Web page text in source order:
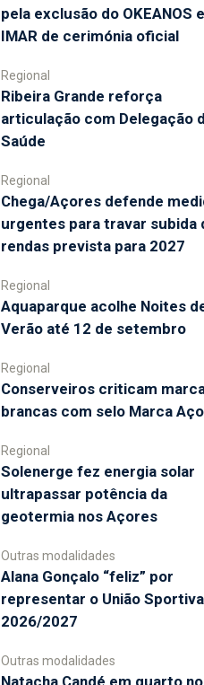
pela exclusão do OKEANOS e
IMAR de cerimónia oficial
Regional
Ribeira Grande reforça
articulação com Delegação
Saúde
Regional
Chega/Açores defende
urgentes para travar subida
rendas prevista para 2027
Regional
Aquaparque acolhe Noites
Verão até 12 de setembro
Regional
Conserveiros criticam
brancas com selo Marca
Regional
Solenerge fez energia solar
ultrapassar potência da
geotermia nos Açores
Outras modalidades
Alana Gonçalo “feliz” por
representar o União
2026/2027
Outras modalidades
Natacha Candé em quarto no